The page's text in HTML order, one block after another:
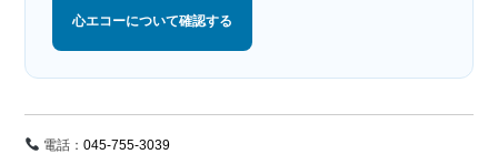
心エコーについて確認する
電話：045-755-3039